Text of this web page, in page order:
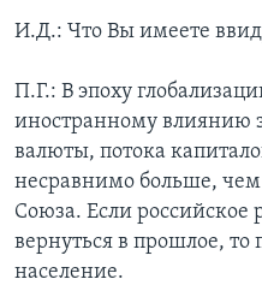
И.Д.: Что Вы имеете
П.Г.: В эпоху
иностранному влиянию
валюты, потока
несравнимо больше, чем
Союза. Если российское
вернуться в прошлое, то
население.